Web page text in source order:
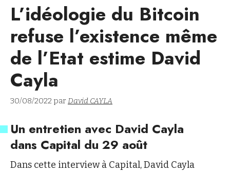
L’idéologie du Bitcoin
refuse l’existence même
de l’Etat estime David
Cayla
30/08/2022 parDavid CAYLA
Un entretien avec David Cayla
dans Capital du 29 août
Dans cette interview à Capital, David Cayla